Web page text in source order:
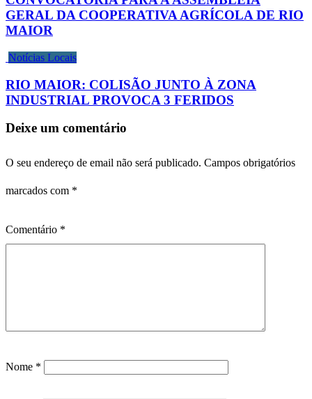
GERAL DA COOPERATIVA AGRÍCOLA DE RIO
MAIOR
Notícias Locais
RIO MAIOR: COLISÃO JUNTO À ZONA
INDUSTRIAL PROVOCA 3 FERIDOS
Deixe um comentário
O seu endereço de email não será publicado. Campos obrigatórios
marcados com *
Comentário *
Nome *